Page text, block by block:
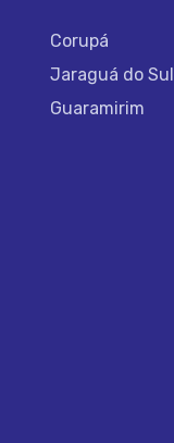
Corupá
Jaraguá do Sul
Guaramirim